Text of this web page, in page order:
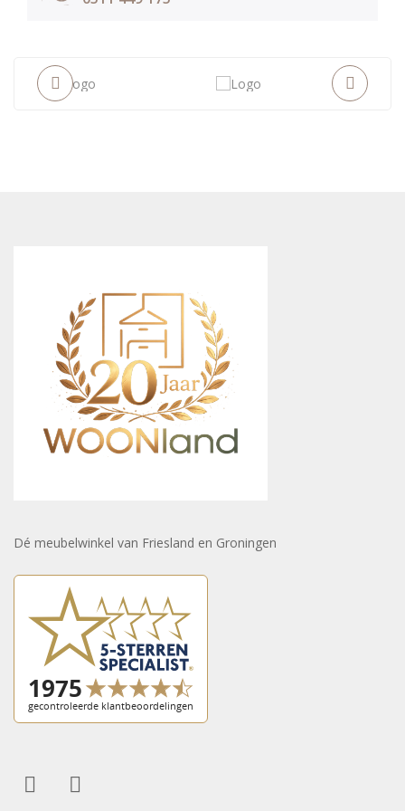
Dé meubelwinkel van Friesland en Groningen